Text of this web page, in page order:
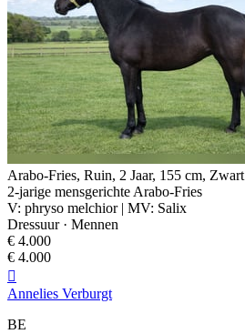
Arabo-Fries, Ruin, 2 Jaar, 155 cm, Zwart
2-jarige mensgerichte Arabo-Fries
V: phryso melchior | MV: Salix
Dressuur · Mennen
€ 4.000
€ 4.000

Annelies Verburgt
BE